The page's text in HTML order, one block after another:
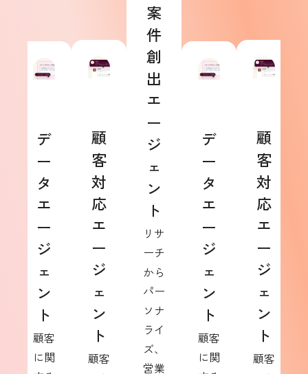
デ
ー
タ
エ
ー
ジ
ェ
ン
ト
顧客
に関
顧
客
対
応
エ
ー
ジ
ェ
ン
ト
顧客
案
件
創
出
エ
ー
ジ
ェ
ン
ト
リサ
ーチ
から
パー
ソナ
ライ
ズ、
営業
デ
ー
タ
エ
ー
ジ
ェ
ン
ト
顧客
に関
顧
客
対
応
エ
ー
ジ
ェ
ン
ト
顧客